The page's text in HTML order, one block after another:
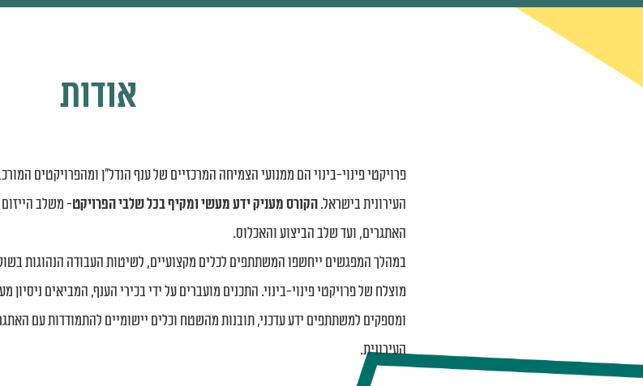
אודות
פרויקטי פינוי-בינוי הם ממנועי הצמיחה המרכזיים של ענף הנדל"ן ומהפרויקטים
העירונית בישראל.הקורס מעניק ידע מעשי ומקיף בכל שלבי הפרויקט- משלב הייזום
האתגרים, ועד שלב הביצוע והאכלוס.
במהלך המפגשים ייחשפו המשתתפים לכלים מקצועיים, לשיטות העבודה הנהוגות
מוצלח של פרויקטי פינוי-בינוי. התכנים מועברים על ידי בכירי הענף, המביאים
ומספקים למשתתפים ידע עדכני, תובנות מהשטח וכלים יישומיים להתמודדות עם
העירונית.